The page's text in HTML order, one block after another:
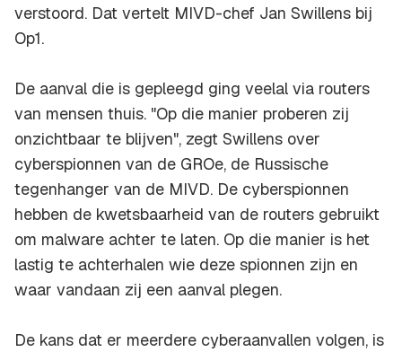
verstoord. Dat vertelt MIVD-chef Jan Swillens bij
Op1.
De aanval die is gepleegd ging veelal via routers
van mensen thuis. "Op die manier proberen zij
onzichtbaar te blijven", zegt Swillens over
cyberspionnen van de GROe, de Russische
tegenhanger van de MIVD. De cyberspionnen
hebben de kwetsbaarheid van de routers gebruikt
om malware achter te laten. Op die manier is het
lastig te achterhalen wie deze spionnen zijn en
waar vandaan zij een aanval plegen.
De kans dat er meerdere cyberaanvallen volgen, is